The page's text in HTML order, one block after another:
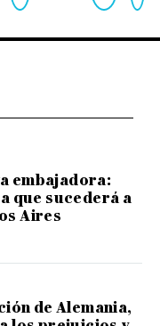
embajadora:
que sucederá a
Aires
de Alemania,